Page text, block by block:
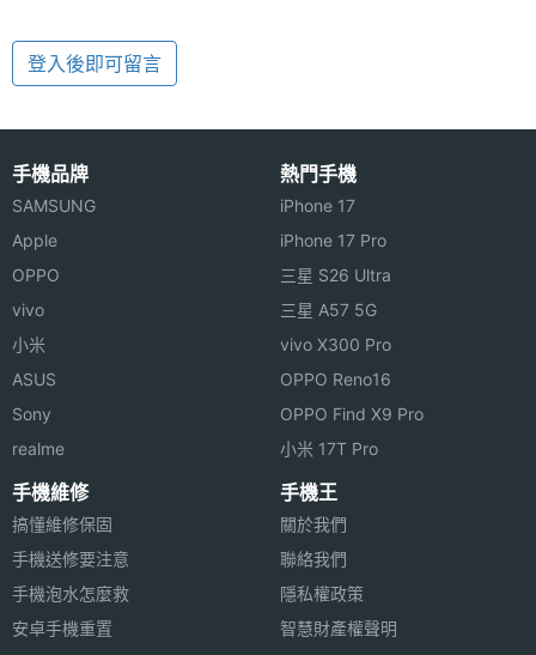
登入後即可留言
手機品牌
SAMSUNG
Apple
OPPO
vivo
小米
ASUS
Sony
realme
熱門手機
iPhone 17
iPhone 17 Pro
三星 S26 Ultra
三星 A57 5G
vivo X300 Pro
OPPO Reno16
OPPO Find X9 Pro
小米 17T Pro
手機維修
搞懂維修保固
手機送修要注意
手機泡水怎麼救
安卓手機重置
手機王
關於我們
聯絡我們
隱私權政策
智慧財產權聲明